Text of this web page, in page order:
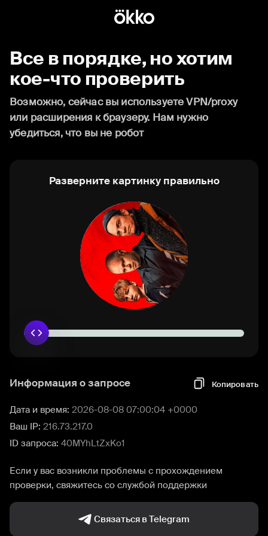
Все в порядке, но хотим
кое-что проверить
Возможно, сейчас вы используете VPN/proxy
или расширения к браузеру. Нам нужно
убедиться, что вы не робот
Разверните картинку правильно
Информация о запросе Копировать
Дата и время: 2026-08-08 07:00:04 +0000
Ваш IP: 216.73.217.0
ID запроса: 40MYhLtZxKo1
Если у вас возникли проблемы с прохождением
проверки, свяжитесь со службой поддержки
Связаться в Telegram